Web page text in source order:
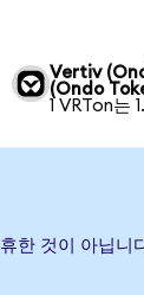
Vertiv
(Ondo
1 VRTon는
한 것이 아닙